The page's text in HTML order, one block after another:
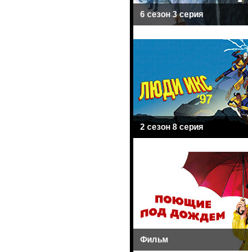
6 сезон 3 серия
2 сезон 8 серия
Фильм